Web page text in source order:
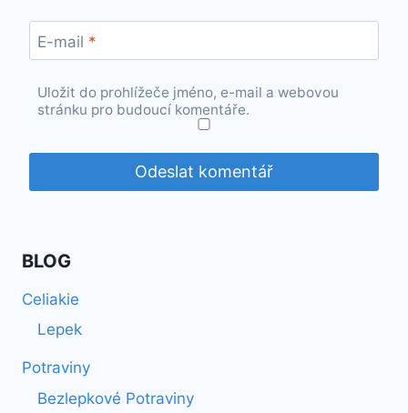
E-mail *
Uložit do prohlížeče jméno, e-mail a webovou
stránku pro budoucí komentáře.
BLOG
Celiakie
Lepek
Potraviny
Bezlepkové Potraviny